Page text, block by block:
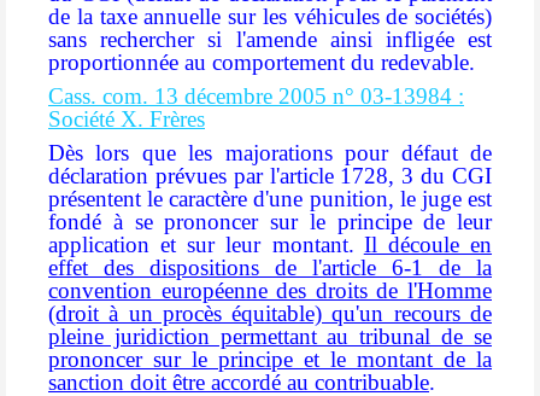
de la taxe annuelle sur les véhicules de sociétés)
sans rechercher si l'amende ainsi infligée est
proportionnée au comportement du redevable.
Cass. com. 13 décembre 2005 n° 03-13984 :
Société X. Frères
Dès lors que les majorations pour défaut de
déclaration prévues par l'article 1728, 3 du CGI
présentent le caractère d'une punition, le juge est
fondé à se prononcer sur le principe de leur
application et sur leur montant. Il découle en
effet des dispositions de l'article 6-1 de la
convention européenne des droits de l'Homme
(droit à un procès équitable) qu'un recours de
pleine juridiction permettant au tribunal de se
prononcer sur le principe et le montant de la
sanction doit être accordé au contribuable.